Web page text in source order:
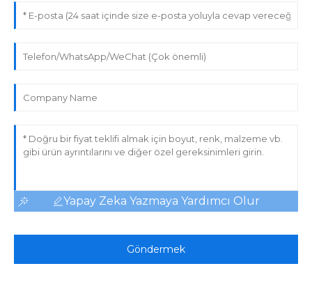
Yapay Zeka Yazmaya Yardımcı Olur
Göndermek